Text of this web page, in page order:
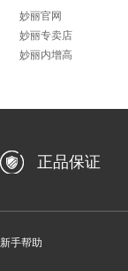
妙丽官网
妙丽专卖店
妙丽内增高
正品保证
新手帮助